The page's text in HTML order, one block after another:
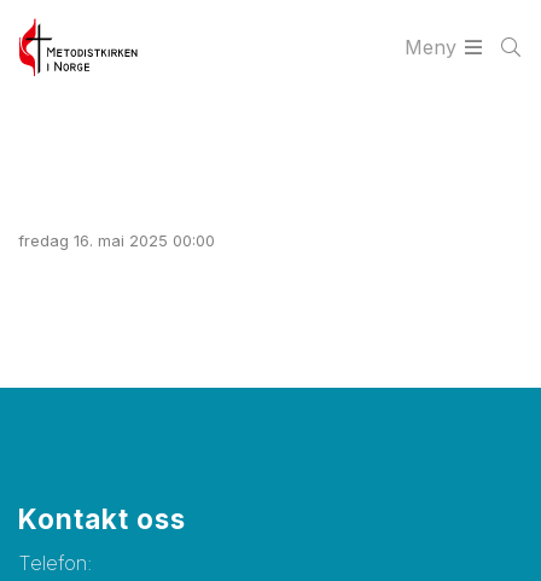
Meny
fredag 16. mai 2025 00:00
Kontakt oss
Telefon: